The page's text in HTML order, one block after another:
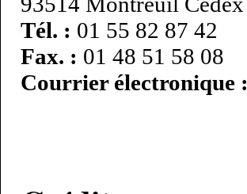
Tél. : 01 55 82 87 42
Fax. : 01 48 51 58 08
Courrier électronique :